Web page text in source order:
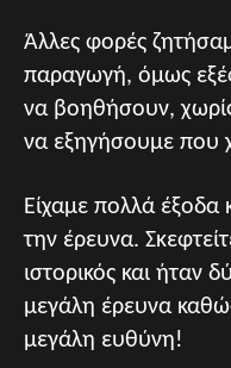
Άλλες φορές
παραγωγή, όμως
να βοηθήσουν,
να εξηγήσουμε που
Είχαμε πολλά έξοδα
την έρευνα.
ιστορικός και ήταν
μεγάλη έρευνα
μεγάλη ευθύνη!